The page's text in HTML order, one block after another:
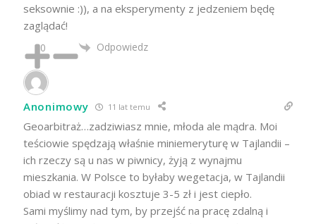
seksownie :)), a na eksperymenty z jedzeniem będę
zaglądać!
0 Odpowiedz
Anonimowy 11 lat temu
Geoarbitraż…zadziwiasz mnie, młoda ale mądra. Moi
teściowie spędzają właśnie miniemeryturę w Tajlandii –
ich rzeczy są u nas w piwnicy, żyją z wynajmu
mieszkania. W Polsce to byłaby wegetacja, w Tajlandii
obiad w restauracji kosztuje 3-5 zł i jest ciepło.
Sami myślimy nad tym, by przejść na pracę zdalną i